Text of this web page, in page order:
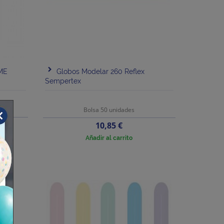
Globos Modelar 260 Reflex
Sempertex
Bolsa 50 unidades
Precio
10,85 €
Añadir al carrito